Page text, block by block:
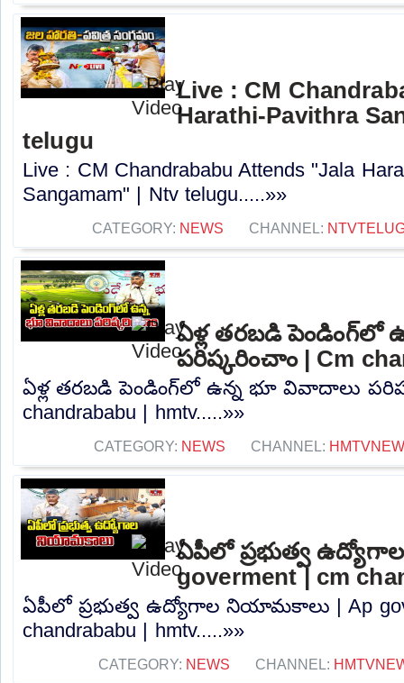
Live : CM
Harathi-Pavithra
telugu
Live : CM Chandrababu Attends "Jala
Sangamam" | Ntv telugu.....»»
CATEGORY: NEWS CHANNEL:
ఏళ్ల తరబడి పెండింగ్‌లో
పరిష్కరించాం | Cm
ఏళ్ల తరబడి పెండింగ్‌లో ఉన్న భూ వివాదాలు
chandrababu | hmtv.....»»
CATEGORY: NEWS CHANNEL:
ఏపీలో ప్రభుత్వ
goverment | cm
ఏపీలో ప్రభుత్వ ఉద్యోగాల నియామకాలు | Ap
chandrababu | hmtv.....»»
CATEGORY: NEWS CHANNEL: